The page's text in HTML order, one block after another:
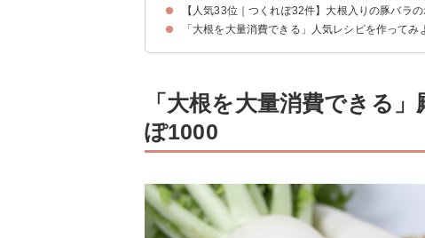
【人気33位｜つくれぽ32件】大根入りの豚バラ
「大根を大量消費できる」人気レシピを作ってみ
「大根を大量消費できる
ぽ1000